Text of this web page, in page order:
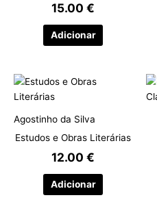
15.00€
Adicionar
Agostinho da Silva
Estudos e Obras Literárias
12.00€
Adicionar